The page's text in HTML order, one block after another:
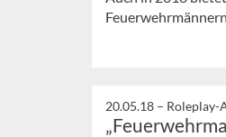
20.05.18 – Roleplay-